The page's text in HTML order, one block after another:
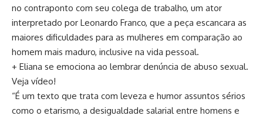
no contraponto com seu colega de trabalho, um ator
interpretado por Leonardo Franco, que a peça escancara as
maiores dificuldades para as mulheres em comparação ao
homem mais maduro, inclusive na vida pessoal.
+ Eliana se emociona ao lembrar denúncia de abuso sexual.
Veja vídeo!
“É um texto que trata com leveza e humor assuntos sérios
como o etarismo, a desigualdade salarial entre homens e